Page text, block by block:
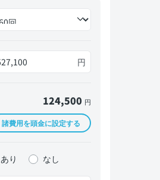
円
124,500 円
諸費用を頭金に設定する
あり なし